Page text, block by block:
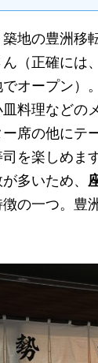
築地の豊洲移
ん（正確には
オープン）
料理などの
席の他にテ
を楽しめま
多いため、
の一つ。豊